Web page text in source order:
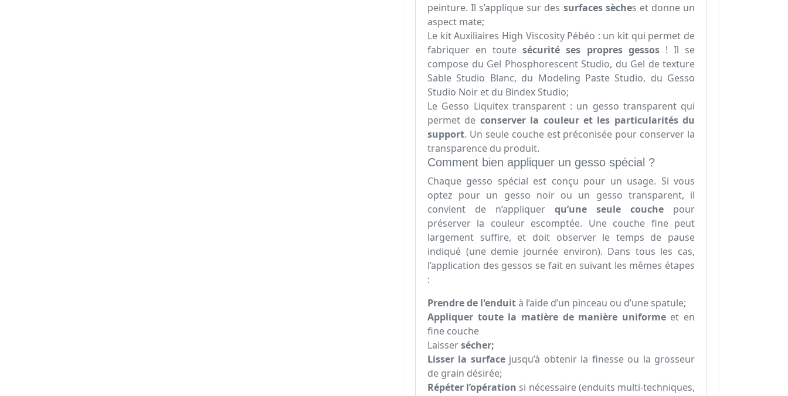
peinture. Il s’applique sur des surfaces sèches et donne un
aspect mate;
Le kit Auxiliaires High Viscosity Pébéo : un kit qui permet de
fabriquer en toutesécurité ses propres gessos! Il se
compose du Gel Phosphorescent Studio, du Gel de texture
Sable Studio Blanc, du Modeling Paste Studio, du Gesso
Studio Noir et du Bindex Studio;
Le Gesso Liquitex transparent : un gesso transparent qui
permet de conserver la couleur et les particularités du
support. Un seule couche est préconisée pour conserver la
transparence du produit.
Comment bien appliquer un gesso spécial ?
Chaque gesso spécial est conçu pour un usage. Si vous
optez pour un gesso noir ou un gesso transparent, il
convient de n’appliquer qu’une seule couche pour
préserver la couleur escomptée. Une couche fine peut
largement suffire, et doit observer le temps de pause
indiqué (une demie journée environ). Dans tous les cas,
l’application des gessos se fait en suivant les mêmes étapes
:
Prendre de l'enduità l’aide d’un pinceau ou d’une spatule;
Appliquer toute la matière de manière uniformeet en
fine couche
Laissersécher;
Lisser la surfacejusqu’à obtenir la finesse ou la grosseur
de grain désirée;
Répéter l’opération si nécessaire (enduits multi-techniques,